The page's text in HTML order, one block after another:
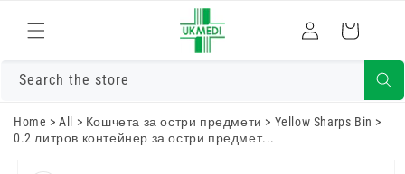
към
съдържанието
Влизам Количка
Search the store
Home >All > Кошчета за остри предмети > Yellow Sharps Bin >
0.2 литров контейнер за остри предмет...
Преминете